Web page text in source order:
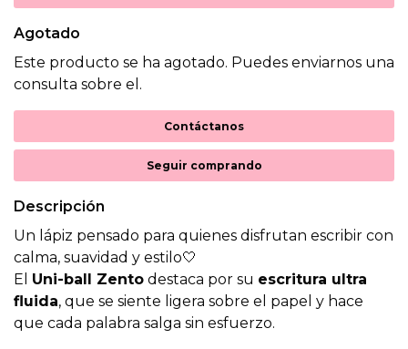
Agotado
Este producto se ha agotado. Puedes enviarnos una
consulta sobre el.
Contáctanos
Seguir comprando
Descripción
Un lápiz pensado para quienes disfrutan escribir con
calma, suavidad y estilo🤍
El Uni-ball Zento destaca por su escritura ultra
fluida, que se siente ligera sobre el papel y hace
que cada palabra salga sin esfuerzo.